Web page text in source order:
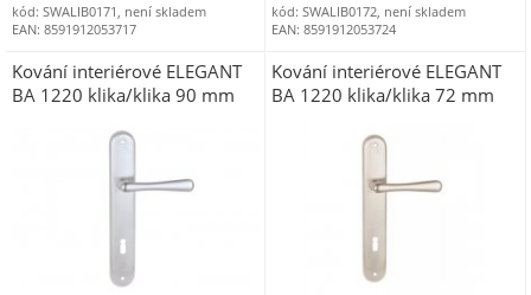
kód: SWALIB0171, není skladem
EAN: 8591912053717
kód: SWALIB0172, není skladem
EAN: 8591912053724
Kování interiérové ELEGANT
BA 1220 klika/klika 90 mm
Kování interiérové ELEGANT
BA 1220 klika/klika 72 mm